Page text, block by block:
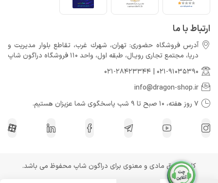
ارتباط با ما
آدرس فروشگاه حضوری: تهران، شهرك غرب، تقاطع بلوار مدیریت و
دريا، مجتمع تجارى رويـال، طبقه اول، واحد 110 فروشگاه دراگون شاپ
021-91035390
|
021-28423344
info@dragon-shop.ir
7 روز هفته، 10 صبح تا 9 شب پاسخگوی شما عزیزان هستیم.
کلیه حقوق مادی و معنوی برای دراگون شاپ محفوظ می باشد.